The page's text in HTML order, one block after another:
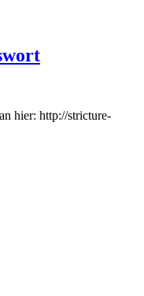
hier: http://stricture-